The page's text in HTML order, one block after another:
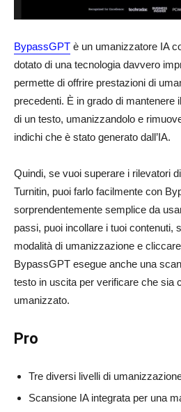
BypassGPT è un umanizzatore IA
dotato di una tecnologia davvero
permette di offrire prestazioni di
precedenti. È in grado di mantenere
di un testo, umanizzandolo e
indichi che è stato generato dall’IA.
Quindi, se vuoi superare i rilevatori
Turnitin, puoi farlo facilmente con
sorprendentemente semplice da
passi, puoi incollare i tuoi contenuti,
modalità di umanizzazione e
BypassGPT esegue anche una
testo in uscita per verificare che sia
umanizzato.
Pro
Tre diversi livelli di
Scansione IA integrata per una